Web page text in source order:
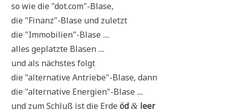
so wie die "dot.com"-Blase,
die "Finanz"-Blase und zuletzt
die "Immobilien"-Blase ....
alles geplatz­te Blasen ....
und als näch­stes folgt
die "alter­na­ti­ve Antriebe"-Blase, dann
die "alter­na­ti­ve Energien"-Blase ....
und zum Schluß ist die Erdeöd& leer